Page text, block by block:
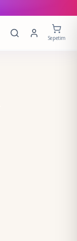
Sepetim